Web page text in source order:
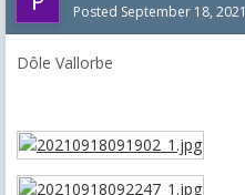
Posted September 18, 2021
Dôle Vallorbe